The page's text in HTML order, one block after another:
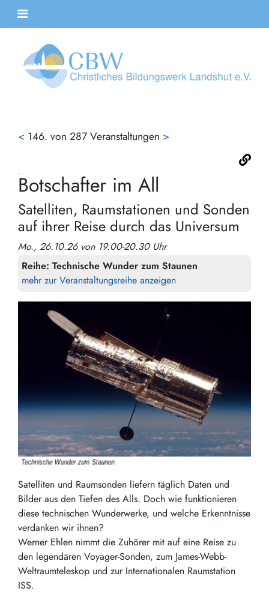
< 146. von 287 Veranstaltungen >
Botschafter im All
Satelliten, Raumstationen und Sonden
auf ihrer Reise durch das Universum
Mo., 26.10.26 von 19.00-20.30 Uhr
Reihe: Technische Wunder zum Staunen
mehr zur Veranstaltungsreihe anzeigen
Satelliten und Raumsonden liefern täglich Daten und
Bilder aus den Tiefen des Alls. Doch wie funktionieren
diese technischen Wunderwerke, und welche Erkenntnisse
verdanken wir ihnen?
Werner Ehlen nimmt die Zuhörer mit auf eine Reise zu
den legendären Voyager-Sonden, zum James-Webb-
Weltraumteleskop und zur Internationalen Raumstation
ISS.